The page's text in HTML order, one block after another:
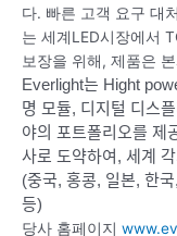
다. 빠른 고객 요구 대
는 세계LED시장에서
보장을 위해, 제품은
Everlight는 Hight
명 모듈, 디지털 디스
야의 포트폴리오를 제
사로 도약하여, 세계
(중국, 홍콩, 일본, 한
등)
당사 홈페이지